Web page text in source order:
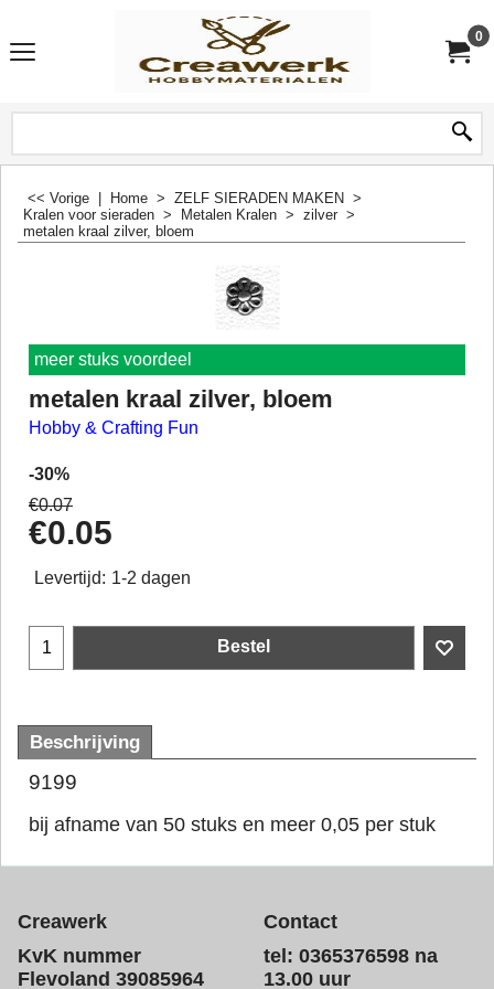
0
<< Vorige Home > ZELF SIERADEN MAKEN >
Kralen voor sieraden > Metalen Kralen > zilver >
metalen kraal zilver, bloem
meer stuks voordeel
metalen kraal zilver, bloem
Hobby & Crafting Fun
-30%
€0.07
€0.05
Levertijd: 1-2 dagen
Bestel
Beschrijving
9199
bij afname van 50 stuks en meer 0,05 per stuk
Creawerk
KvK nummer
Flevoland 39085964
Contact
tel: 0365376598 na
13.00 uur